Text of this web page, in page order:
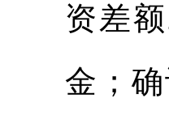
资差
金；